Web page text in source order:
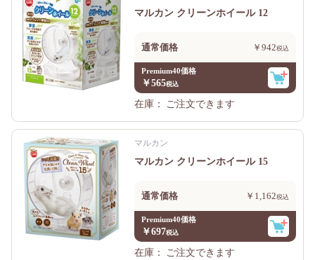
マルカン クリーンホイール 12
通常価格 ￥942
Premium40価格
￥565
在庫：
ご注文できます
マルカン
マルカン クリーンホイール 15
通常価格 ￥1,162
Premium40価格
￥697
在庫：
ご注文できます